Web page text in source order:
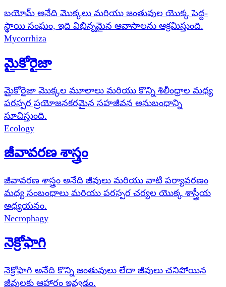
బయోమ్ అనేది మొక్కలు మరియు జంతువుల యొక్క పెద్ద-
స్థాయి సంఘం, ఇది విభిన్నమైన ఆవాసాలను ఆక్రమిస్తుంది.
Mycorrhiza
మైకోరైజా
మైకోరైజా మొక్కల మూలాలు మరియు కొన్ని శిలీంధ్రాల మధ్య
పరస్పర ప్రయోజనకరమైన సహజీవన అనుబంధాన్ని
సూచిస్తుంది.
Ecology
జీవావరణ శాస్త్రం
జీవావరణ శాస్త్రం అనేది జీవులు మరియు వాటి పర్యావరణం
మధ్య సంబంధాలు మరియు పరస్పర చర్యల యొక్క శాస్త్రీయ
అధ్యయనం.
Necrophagy
నెక్రోఫాగి
నెక్రోఫాగి అనేది కొన్ని జంతువులు లేదా జీవులు చనిపోయిన
జీవులకు ఆహారం ఇవ్వడం.